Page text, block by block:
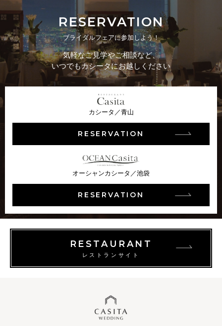
RESERVATION
ブライダルフェアに参加しよう！
気軽なご見学やご相談など、
いつでもカシータにお越しください
カシータ／青山
RESERVATION
オーシャンカシータ／池袋
RESERVATION
RESTAURANT
レストランサイト